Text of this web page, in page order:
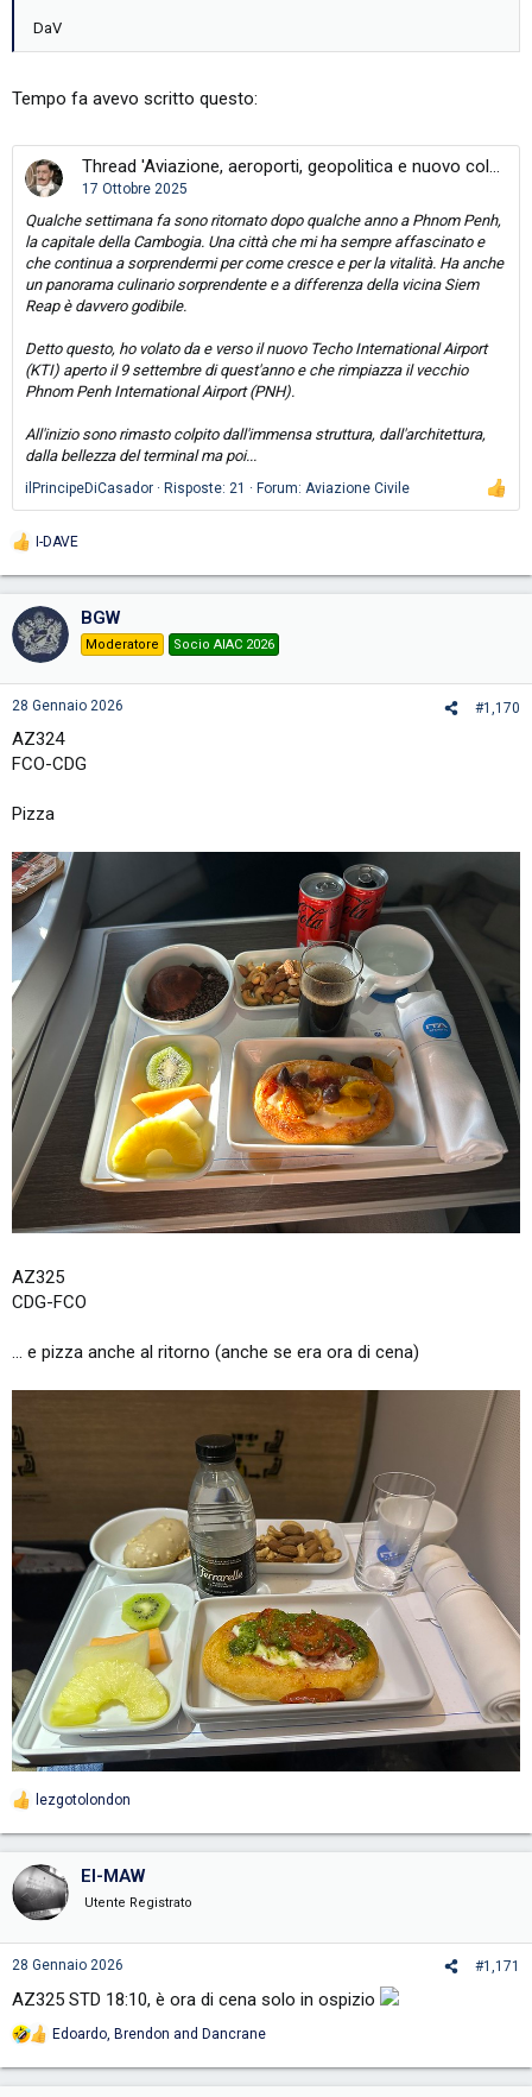
DaV
Tempo fa avevo scritto questo:
Thread 'Aviazione, aeroporti, geopolitica e nuovo colonialismo. KTI et al.'
17 Ottobre 2025
Qualche settimana fa sono ritornato dopo qualche anno a Phnom Penh,
la capitale della Cambogia. Una città che mi ha sempre affascinato e
che continua a sorprendermi per come cresce e per la vitalità. Ha anche
un panorama culinario sorprendente e a differenza della vicina Siem
Reap è davvero godibile.
Detto questo, ho volato da e verso il nuovo Techo International Airport
(KTI) aperto il 9 settembre di quest'anno e che rimpiazza il vecchio
Phnom Penh International Airport (PNH).
All'inizio sono rimasto colpito dall'immensa struttura, dall'architettura,
dalla bellezza del terminal ma poi...
ilPrincipeDiCasador Risposte: 21 Forum: Aviazione Civile
R
t
i
n
s
I-DAVE
BGW
Moderatore Socio AIAC 2026
28 Gennaio 2026 #1,170
AZ324
FCO-CDG
Pizza
AZ325
CDG-FCO
... e pizza anche al ritorno (anche se era ora di cena)
R
t
i
n
s
lezgotolondon
EI-MAW
Utente Registrato
28 Gennaio 2026 #1,171
AZ325 STD 18:10, è ora di cena solo in ospizio
R
Edoardo, Brendon and Dancrane